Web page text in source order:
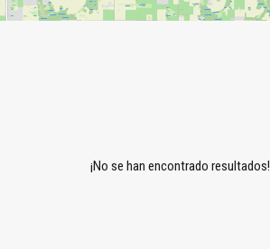
¡No se han encontrado resultados!